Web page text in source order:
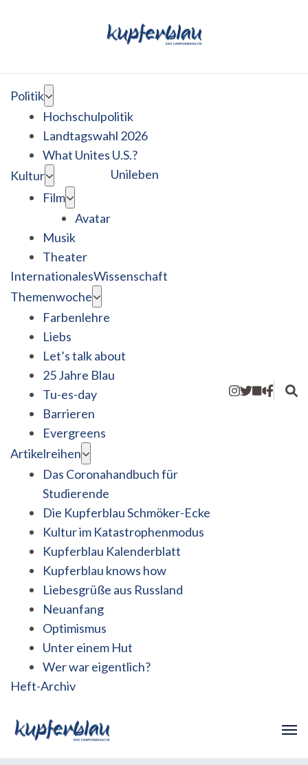
Politik
Hochschulpolitik
Landtagswahl 2026
What Unites U.S.?
Kultur
Film
Avatar
Musik
Theater
Unileben
InternationalesWissenschaft
Themenwoche
Farbenlehre
Liebs
Let’s talk about
25 Jahre Blau
Tu-es-day
Barrieren
Evergreens
Artikelreihen
Das Coronahandbuch für
Studierende
Die Kupferblau Schmöker-Ecke
Kultur im Katastrophenmodus
Kupferblau Kalenderblatt
Kupferblau knows how
Liebesgrüße aus Russland
Neuanfang
Optimismus
Unter einem Hut
Wer war eigentlich?
Heft-Archiv